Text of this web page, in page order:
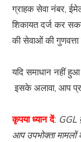
ग्राहक सेवा नंबर,
शिकायत दर्ज कर
की सेवाओं की गुणवत्ता
यदि समाधान नहीं
इसके अलावा, आप
कृपया ध्यान दें: GGL
आप उपभोक्ता मामलों